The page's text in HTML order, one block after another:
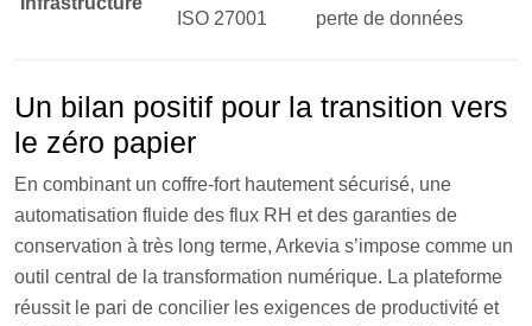
ISO 27001 perte de données
Un bilan positif pour la transition vers
le zéro papier
En combinant un coffre-fort hautement sécurisé, une
automatisation fluide des flux RH et des garanties de
conservation à très long terme, Arkevia s’impose comme un
outil central de la transformation numérique. La plateforme
réussit le pari de concilier les exigences de productivité et